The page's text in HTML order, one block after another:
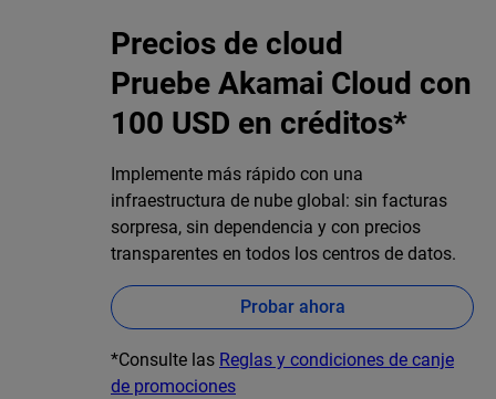
Precios de cloud
Pruebe Akamai Cloud con
100 USD en créditos*
Implemente más rápido con una
infraestructura de nube global: sin facturas
sorpresa, sin dependencia y con precios
transparentes en todos los centros de datos.
Probar ahora
*Consulte las Reglas y condiciones de canje
de promociones